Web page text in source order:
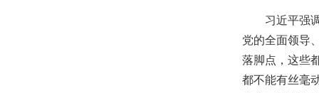
习近平强
党的全面领导
落脚点，这些
都不能有丝毫